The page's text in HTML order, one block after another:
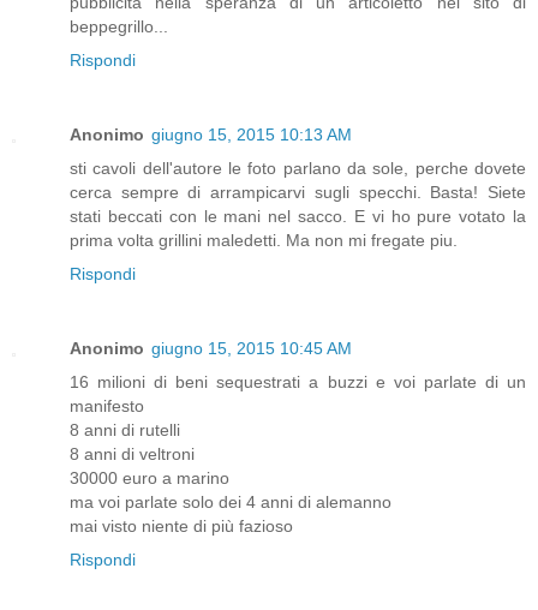
beppegrillo...
Rispondi
Anonimo giugno 15, 2015 10:13 AM
sti cavoli dell'autore le foto parlano da sole, perche dovete
cerca sempre di arrampicarvi sugli specchi. Basta! Siete
stati beccati con le mani nel sacco. E vi ho pure votato la
prima volta grillini maledetti. Ma non mi fregate piu.
Rispondi
Anonimo giugno 15, 2015 10:45 AM
16 milioni di beni sequestrati a buzzi e voi parlate di un
manifesto
8 anni di rutelli
8 anni di veltroni
30000 euro a marino
ma voi parlate solo dei 4 anni di alemanno
mai visto niente di più fazioso
Rispondi